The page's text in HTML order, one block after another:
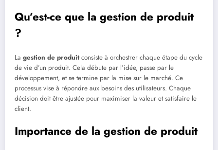
Qu’est-ce que la gestion de produit
?
La gestion de produitconsiste à orchestrer chaque étape du cycle
de vie d’un produit. Cela débute par l’idée, passe par le
développement, et se termine par la mise sur le marché. Ce
processus vise à répondre aux besoins des utilisateurs. Chaque
décision doit être ajustée pour maximiser la valeur et satisfaire le
client.
Importance de la gestion de produit